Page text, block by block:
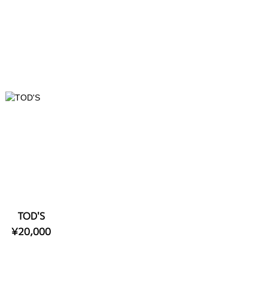
TOD'S
¥20,000